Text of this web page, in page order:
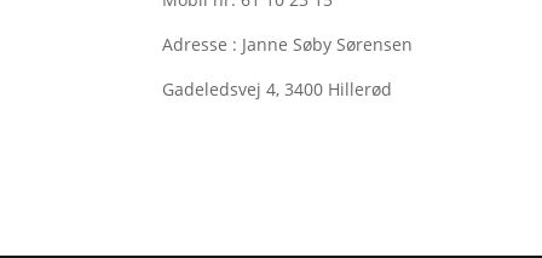
Adresse : Janne Søby Sørensen
Gadeledsvej 4, 3400 Hillerød